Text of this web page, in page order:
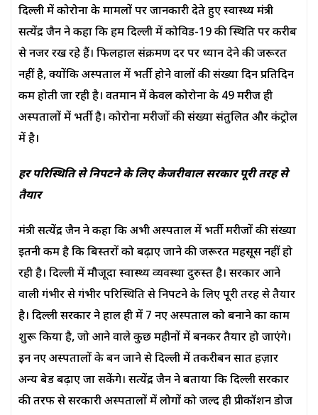
दिल्ली में कोरोना के मामलों पर जानकारी देते हुए स्वास्थ्य मंत्री
सत्येंद्र जैन ने कहा कि हम दिल्ली में कोविड-19 की स्थिति पर करीब
से नजर रख रहे हैं। फिलहाल संक्रमण दर पर ध्यान देने की जरूरत
नहीं है, क्योंकि अस्पताल में भर्ती होने वालों की संख्या दिन प्रतिदिन
कम होती जा रही है। वर्तमान में केवल कोरोना के 49 मरीज ही
अस्पतालों में भर्ती है। कोरोना मरीजों की संख्या संतुलित और कंट्रोल
में है।
हर परिस्थिति से निपटने के लिए केजरीवाल सरकार पूरी तरह से
तैयार
मंत्री सत्येंद्र जैन ने कहा कि अभी अस्पताल में भर्ती मरीजों की संख्या
इतनी कम है कि बिस्तरों को बढ़ाए जाने की जरूरत महसूस नहीं हो
रही है। दिल्ली में मौजूदा स्वास्थ्य व्यवस्था दुरुस्त है। सरकार आने
वाली गंभीर से गंभीर परिस्थिति से निपटने के लिए पूरी तरह से तैयार
है। दिल्ली सरकार ने हाल ही में 7 नए अस्पताल को बनाने का काम
शुरू किया है, जो आने वाले कुछ महीनों में बनकर तैयार हो जाएंगे।
इन नए अस्पतालों के बन जाने से दिल्ली में तकरीबन सात हज़ार
अन्य बेड बढ़ाए जा सकेंगे। सत्येंद्र जैन ने बताया कि दिल्ली सरकार
की तरफ से सरकारी अस्पतालों में लोगों को जल्द ही प्रीकॉशन डोज